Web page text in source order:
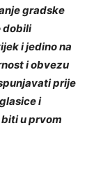
gradske
dobili
i jedino na
i obvezu
prije
i
u prvom